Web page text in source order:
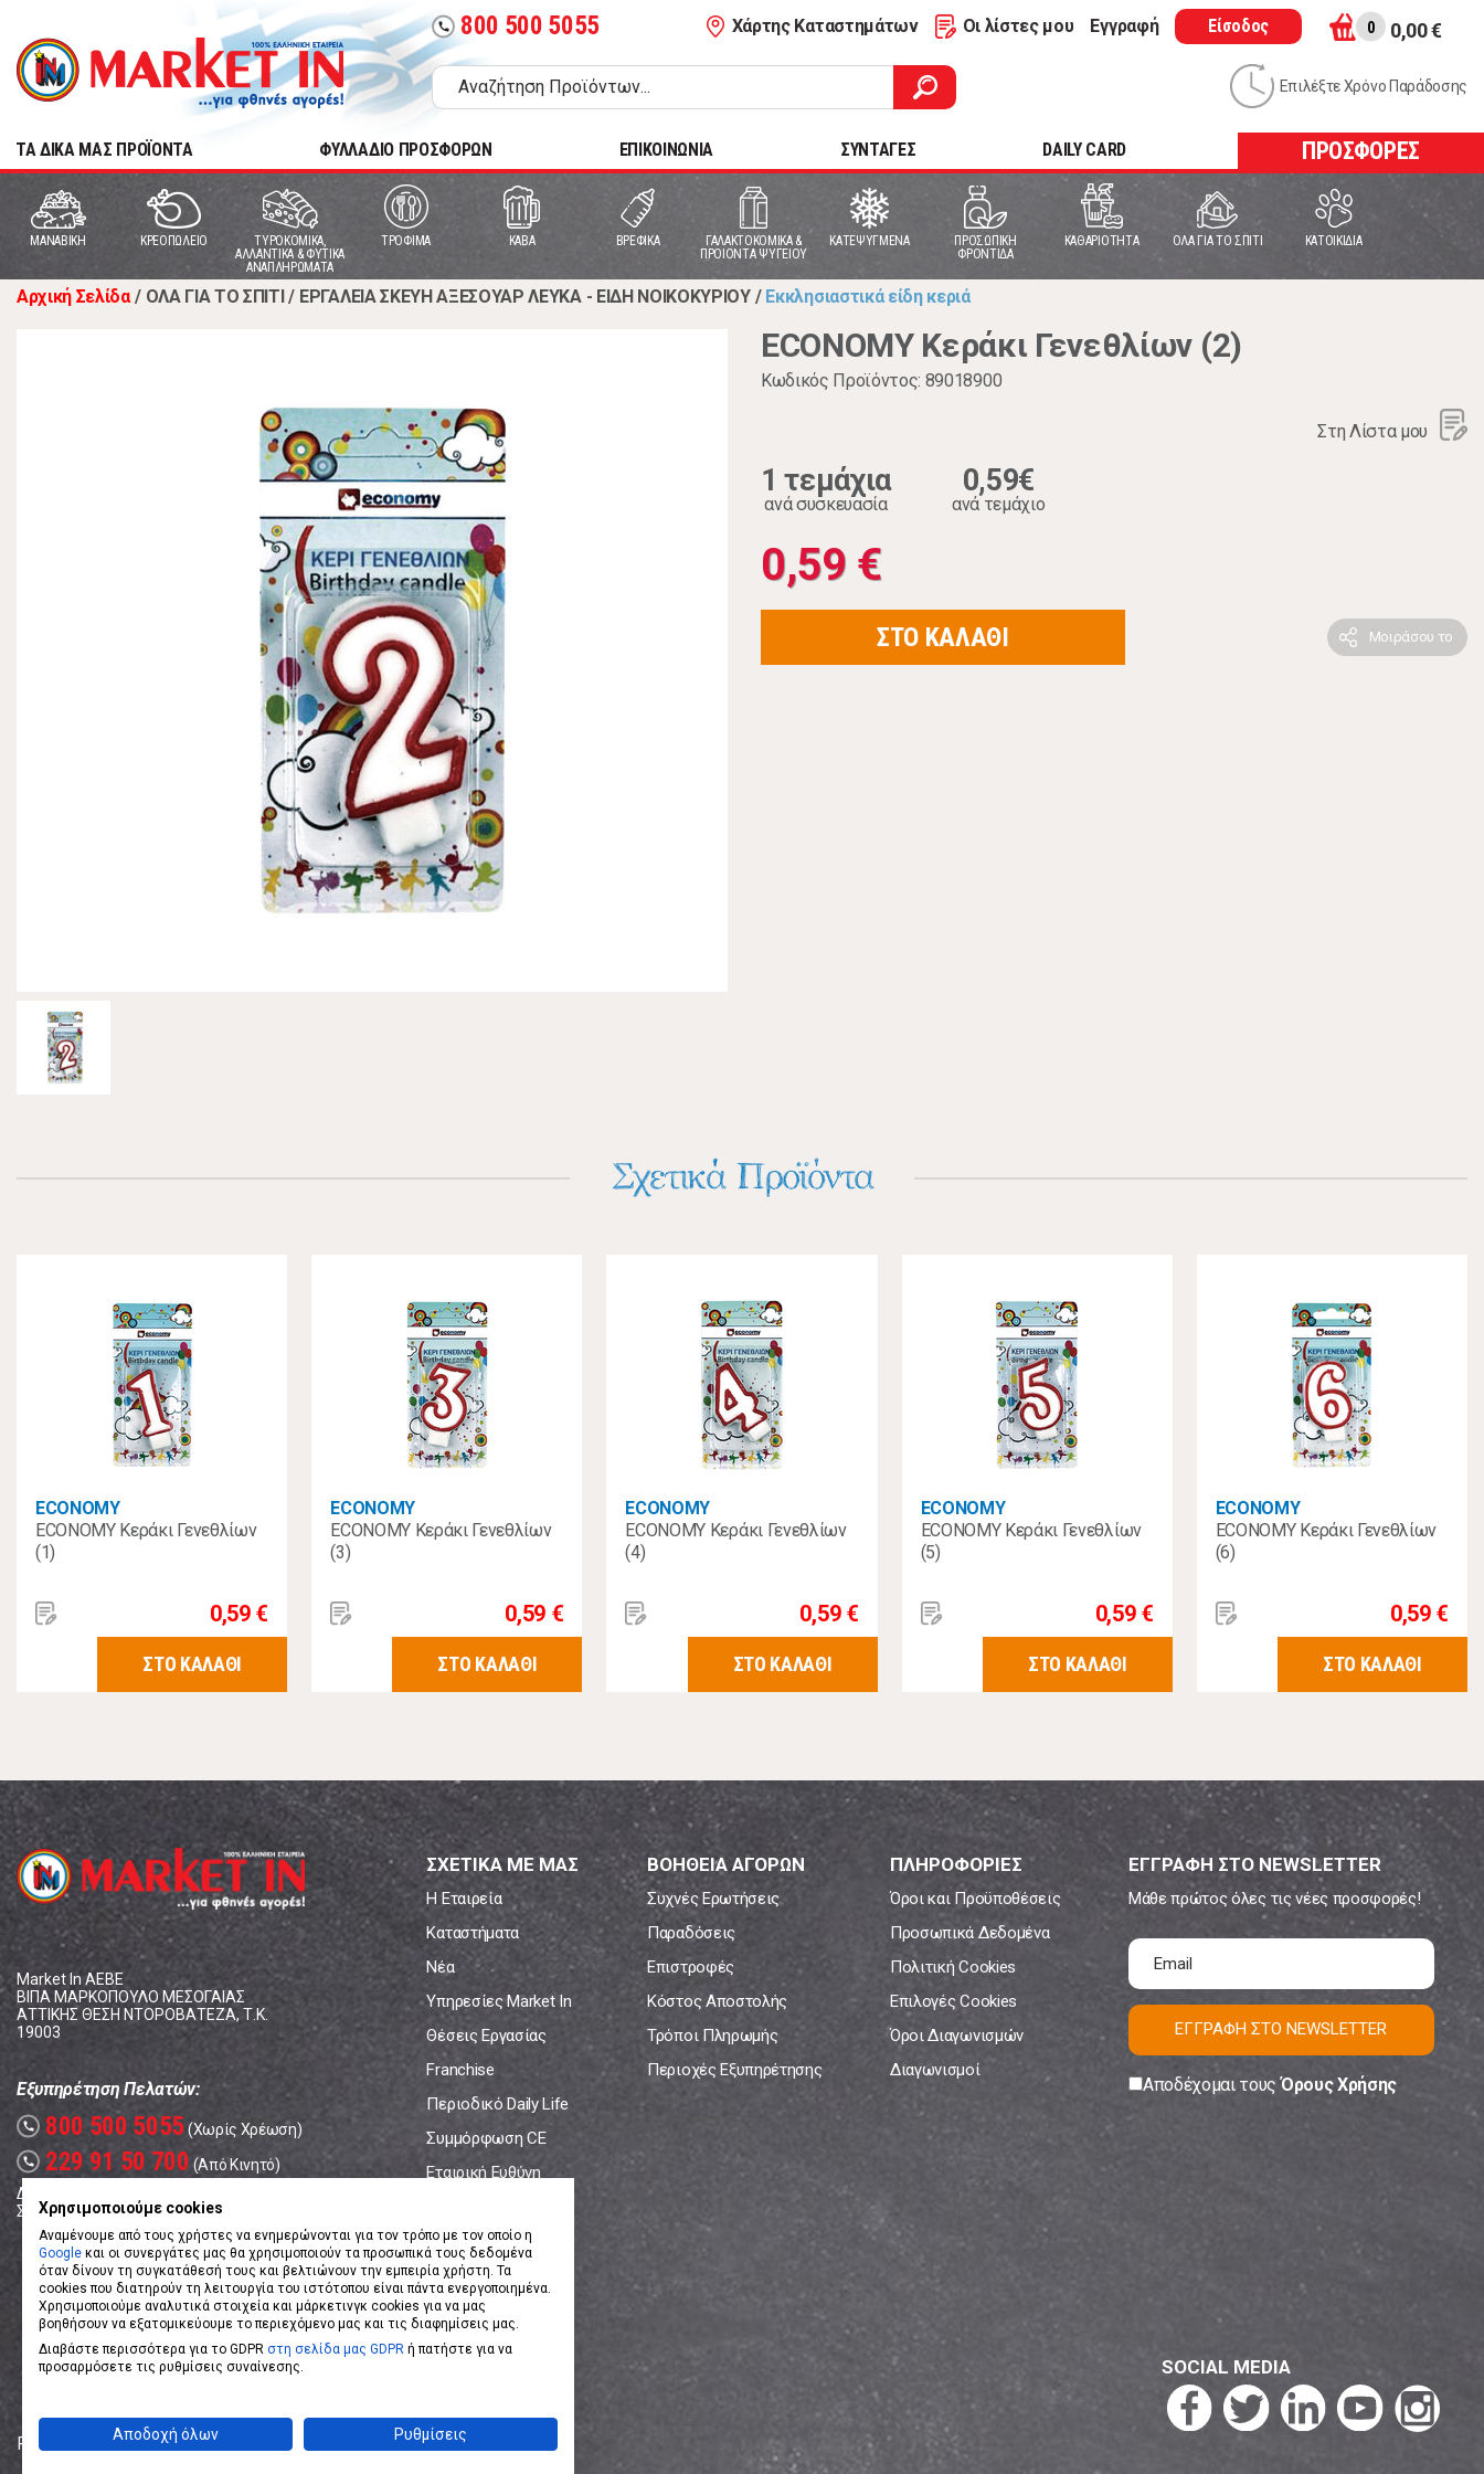
call 800 500 5055 Χάρτης Καταστημάτων Οι λίστες μου Εγγραφή Είσοδος 0 0,00 €
Επιλέξτε Χρόνο Παράδοσης
TA ΔΙΚΑ ΜΑΣ ΠΡΟΪΟΝΤΑ ΦΥΛΛΑΔΙΟ ΠΡΟΣΦΟΡΩΝ ΕΠΙΚΟΙΝΩΝΙΑ ΣΥΝΤΑΓΕΣ DAILY CARD ΠΡΟΣΦΟΡΕΣ
MANABIKH ΚΡΕΟΠΩΛΕΙΟ
ΤΥΡΟΚΟΜΙΚΑ,
ΑΛΛΑΝΤΙΚΑ & ΦΥΤΙΚΑ
ΑΝΑΠΛΗΡΩΜΑΤΑ
ΤΡΟΦΙΜΑ ΚΑΒΑ ΒΡΕΦΙΚΑ
ΓΑΛΑΚΤΟΚΟΜΙΚΑ &
ΠΡΟΙΟΝΤΑ ΨΥΓΕΙΟΥ
ΚΑΤΕΨΥΓΜΕΝΑ
ΠΡΟΣΩΠΙΚΗ
ΦΡΟΝΤΙΔΑ
ΚΑΘΑΡΙΟΤΗΤΑ ΟΛΑ ΓΙΑ ΤΟ ΣΠΙΤΙ ΚΑΤΟΙΚΙΔΙΑ
Αρχική Σελίδα / ΟΛΑ ΓΙΑ ΤΟ ΣΠΙΤΙ / ΕΡΓΑΛΕΙΑ ΣΚΕΥΗ ΑΞΕΣΟΥΑΡ ΛΕΥΚΑ - ΕΙΔΗ ΝΟΙΚΟΚΥΡΙΟΥ / Εκκλησιαστικά είδη κεριά
ECONOMY Κεράκι Γενεθλίων (2)
Κωδικός Προϊόντος: 89018900
Στη Λίστα μου
1 τεμάχια
ανά συσκευασία
0,59€
ανά τεμάχιο
0,59 €
ΣΤΟ ΚΑΛΑΘΙ Μοιράσου το
Σχετικά Προϊόντα
ECONOMY
ECONOMY Κεράκι Γενεθλίων
(1)
0,59 €
ΣΤΟ ΚΑΛΑΘΙ
ECONOMY
ECONOMY Κεράκι Γενεθλίων
(3)
0,59 €
ΣΤΟ ΚΑΛΑΘΙ
ECONOMY
ECONOMY Κεράκι Γενεθλίων
(4)
0,59 €
ΣΤΟ ΚΑΛΑΘΙ
ECONOMY
ECONOMY Κεράκι Γενεθλίων
(5)
0,59 €
ΣΤΟ ΚΑΛΑΘΙ
ECONOMY
ECONOMY Κεράκι Γενεθλίων
(6)
0,59 €
ΣΤΟ ΚΑΛΑΘΙ
Market In ΑΕΒΕ
ΒΙΠΑ ΜΑΡΚΟΠΟΥΛΟ ΜΕΣΟΓΑΙΑΣ
ΑΤΤΙΚΗΣ ΘΕΣΗ ΝΤΟΡΟΒΑΤΕΖΑ, Τ.Κ.
19003
Εξυπηρέτηση Πελατών:
call 800 500 5055 (Χωρίς Χρέωση)
call 229 91 50 700 (Από Κινητό)
Δευτέρα - Παρασκευή: 08:00 - 17:00
Σάββατο: 08:00 – 14:00
ΣΧΕΤΙΚΑ ΜΕ ΜΑΣ
Η Εταιρεία
Καταστήματα
Νέα
Υπηρεσίες Market In
Θέσεις Εργασίας
Franchise
Περιοδικό Daily Life
Συμμόρφωση CE
Εταιρική Ευθύνη
ΒΟΗΘΕΙΑ ΑΓΟΡΩΝ
Συχνές Ερωτήσεις
Παραδόσεις
Επιστροφές
Κόστος Αποστολής
Τρόποι Πληρωμής
Περιοχές Εξυπηρέτησης
ΠΛΗΡΟΦΟΡΙΕΣ
Όροι και Προϋποθέσεις
Προσωπικά Δεδομένα
Πολιτική Cookies
Επιλογές Cookies
Όροι Διαγωνισμών
Διαγωνισμοί
ΕΓΓΡΑΦΗ ΣΤΟ NEWSLETTER
Μάθε πρώτος όλες τις νέες προσφορές!
ΕΓΓΡΑΦΗ ΣΤΟ NEWSLETTER
Αποδέχομαι τουςΌρους Χρήσης
SOCIAL MEDIA
Powered by eShopKeyDesigned by Koolmetrix
Χρησιμοποιούμε cookies
Αναμένουμε από τους χρήστες να ενημερώνονται για τον τρόπο με τον οποίο η
Google και οι συνεργάτες μας θα χρησιμοποιούν τα προσωπικά τους δεδομένα
όταν δίνουν τη συγκατάθεσή τους και βελτιώνουν την εμπειρία χρήστη. Τα
cookies που διατηρούν τη λειτουργία του ιστότοπου είναι πάντα ενεργοποιημένα.
Χρησιμοποιούμε αναλυτικά στοιχεία και μάρκετινγκ cookies για να μας
βοηθήσουν να εξατομικεύουμε το περιεχόμενο μας και τις διαφημίσεις μας.
Διαβάστε περισσότερα για το GDPR στη σελίδα μας GDPR ή πατήστε για να
προσαρμόσετε τις ρυθμίσεις συναίνεσης.
Αποδοχή όλων Ρυθμίσεις